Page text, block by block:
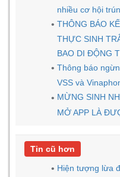
nhiều cơ hội
THÔNG BÁO
THỰC SINH
BAO DI ĐỘNG
Thông báo
VSS và
MỪNG SINH
MỞ APP LÀ
Tin cũ hơn
Hiện tượng lừa